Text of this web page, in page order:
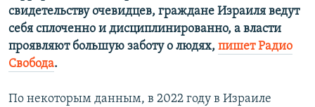
свидетельству очевидцев, граждане Израиля ведут
себя сплоченно и дисциплинированно, а власти
проявляют большую заботу о людях, пишет Радио
Свобода.
По некоторым данным, в 2022 году в Израиле